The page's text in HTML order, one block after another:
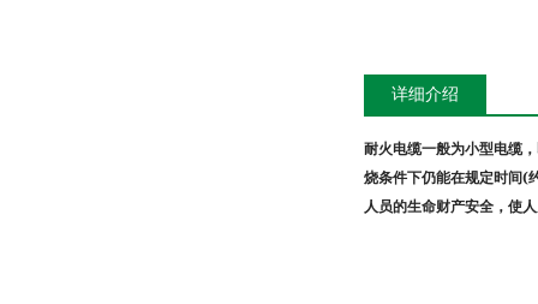
详细介绍
耐火电缆一般为小型电缆
烧条件下仍能在规定时间(
人员的生命财产安全，使